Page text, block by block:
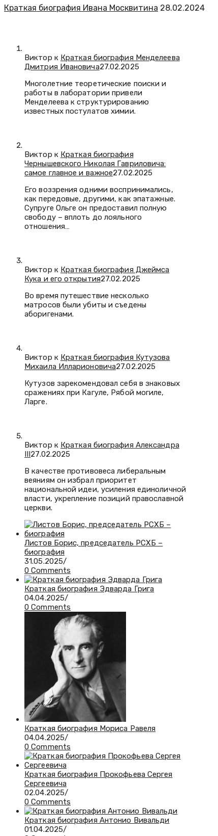
Краткая биография Ивана Москвитина 28.02.2024
Виктор к Краткая биография Менделеева
Дмитрия Ивановича27.02.2025
Многолетние теоретические поиски и
работы в лаборатории привели
Менделеева к структурированию
известных постулатов химии.
Виктор к Краткая биография
Чернышевского Николая Гавриловича:
самое главное и важное27.02.2025
Его воззрения одними воспринимались,
как передовые, другими, как эпатажные.
Супруге Ольге он предоставил полную
свободу – вплоть до лояльного
отношения…
Виктор к Краткая биография Джеймса
Кука и его открытия27.02.2025
Во время путешествие несколько
матросов были убиты и съедены
аборигенами.
Виктор к Краткая биография Кутузова
Михаила Илларионовича27.02.2025
Кутузов зарекомендовал себя в знаковых
сражениях при Кагуле, Рябой могиле,
Ларге.
Виктор к Краткая биография Александра
III27.02.2025
В качестве противовеса либеральным
веяниям он избрал приоритет
национальной идеи, усиления единоличной
власти, укрепление позиций православной
церкви.
Листов Борис, председатель РСХБ –
биография
31.05.2025/
0 Comments
Краткая биография Эдварда Грига
04.04.2025/
0 Comments
Краткая биография Мориса Равеля
04.04.2025/
0 Comments
Краткая биография Прокофьева Сергея
Сергеевича
02.04.2025/
0 Comments
Краткая биография Антонио Вивальди
01.04.2025/